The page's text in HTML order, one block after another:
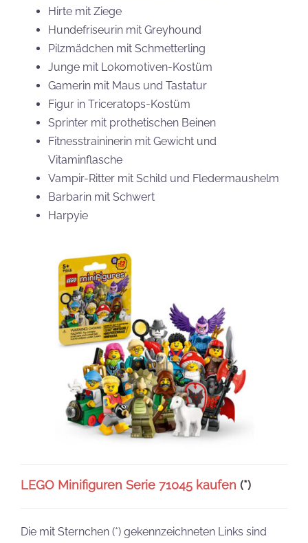
Hirte mit Ziege
Hundefriseurin mit Greyhound
Pilzmädchen mit Schmetterling
Junge mit Lokomotiven-Kostüm
Gamerin mit Maus und Tastatur
Figur in Triceratops-Kostüm
Sprinter mit prothetischen Beinen
Fitnesstraininerin mit Gewicht und
Vitaminflasche
Vampir-Ritter mit Schild und Fledermaushelm
Barbarin mit Schwert
Harpyie
LEGO Minifiguren Serie 71045 kaufen (*)
Die mit Sternchen (*) gekennzeichneten Links sind